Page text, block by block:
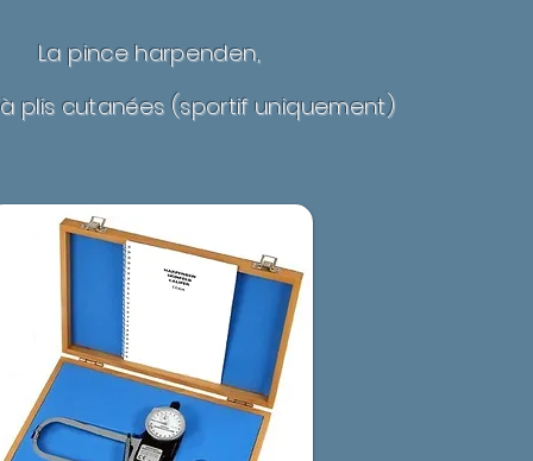
La pince harpenden,
plis cutanées (sportif uniquement)